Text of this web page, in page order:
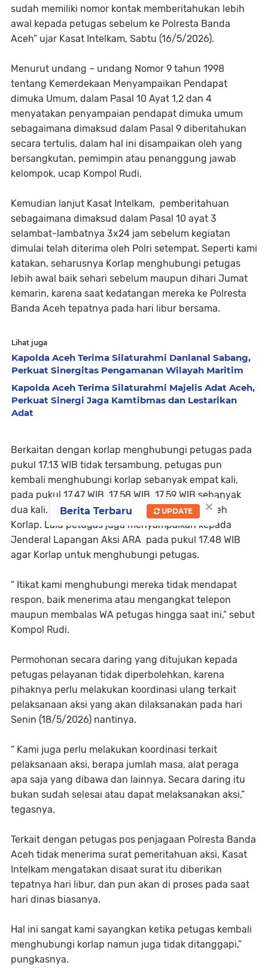
sudah memiliki nomor kontak memberitahukan lebih
awal kepada petugas sebelum ke Polresta Banda
Aceh” ujar Kasat Intelkam, Sabtu (16/5/2026).
Menurut undang – undang Nomor 9 tahun 1998
tentang Kemerdekaan Menyampaikan Pendapat
dimuka Umum, dalam Pasal 10 Ayat 1,2 dan 4
menyatakan penyampaian pendapat dimuka umum
sebagaimana dimaksud dalam Pasal 9 diberitahukan
secara tertulis, dalam hal ini disampaikan oleh yang
bersangkutan, pemimpin atau penanggung jawab
kelompok, ucap Kompol Rudi.
Kemudian lanjut Kasat Intelkam, pemberitahuan
sebagaimana dimaksud dalam Pasal 10 ayat 3
selambat-lambatnya 3x24 jam sebelum kegiatan
dimulai telah diterima oleh Polri setempat. Seperti kami
katakan, seharusnya Korlap menghubungi petugas
lebih awal baik sehari sebelum maupun dihari Jumat
kemarin, karena saat kedatangan mereka ke Polresta
Banda Aceh tepatnya pada hari libur bersama.
Lihat juga
Kapolda Aceh Terima Silaturahmi Danlanal Sabang,
Perkuat Sinergitas Pengamanan Wilayah Maritim
Kapolda Aceh Terima Silaturahmi Majelis Adat Aceh,
Perkuat Sinergi Jaga Kamtibmas dan Lestarikan
Adat
Berkaitan dengan korlap menghubungi petugas pada
pukul 17.13 WIB tidak tersambung, petugas pun
kembali menghubungi korlap sebanyak empat kali,
pada pukul 17.47 WIB, 17,58 WIB, 17,59 WIB sebanyak
dua kali. Namun hal tersebut tidak direspon oleh
Korlap. Lalu petugas juga menyampaikan kepada
Jenderal Lapangan Aksi ARA pada pukul 17.48 WIB
agar Korlap untuk menghubungi petugas.
“ Itikat kami menghubungi mereka tidak mendapat
respon, baik menerima atau mengangkat telepon
maupun membalas WA petugas hingga saat ini,” sebut
Kompol Rudi.
Permohonan secara daring yang ditujukan kepada
petugas pelayanan tidak diperbolehkan, karena
pihaknya perlu melakukan koordinasi ulang terkait
pelaksanaan aksi yang akan dilaksanakan pada hari
Senin (18/5/2026) nantinya.
“ Kami juga perlu melakukan koordinasi terkait
pelaksanaan aksi, berapa jumlah masa, alat peraga
apa saja yang dibawa dan lainnya. Secara daring itu
bukan sudah selesai atau dapat melaksanakan aksi,”
tegasnya.
Terkait dengan petugas pos penjagaan Polresta Banda
Aceh tidak menerima surat pemeritahuan aksi, Kasat
Intelkam mengatakan disaat surat itu diberikan
tepatnya hari libur, dan pun akan di proses pada saat
hari dinas biasanya.
Hal ini sangat kami sayangkan ketika petugas kembali
menghubungi korlap namun juga tidak ditanggapi,”
pungkasnya.
×
Berita Terbaru UPDATE